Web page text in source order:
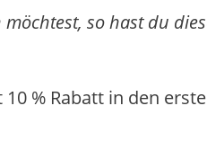
so hast du
10 % Rabatt in den